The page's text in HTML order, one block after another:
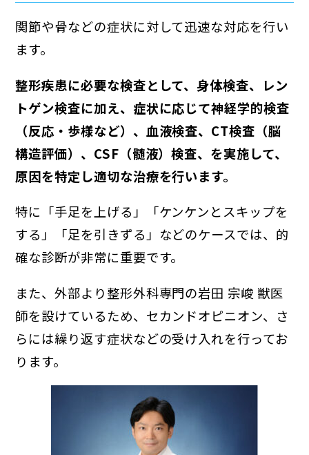
関節や骨などの症状に対して迅速な対応を行い
ます。
整形疾患に必要な検査として、身体検査、レン
トゲン検査に加え、症状に応じて神経学的検査
（反応・歩様など）、血液検査、CT検査（脳
構造評価）、CSF（髄液）検査、を実施して、
原因を特定し適切な治療を行います。
特に「手足を上げる」「ケンケンとスキップを
する」「足を引きずる」などのケースでは、的
確な診断が非常に重要です。
また、外部より整形外科専門の岩田 宗峻 獣医
師を設けているため、セカンドオピニオン、さ
らには繰り返す症状などの受け入れを行ってお
ります。